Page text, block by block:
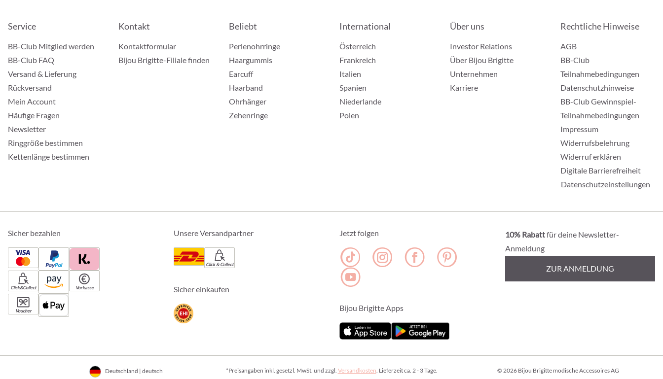
Service
BB-Club Mitglied werden
BB-Club FAQ
Versand & Lieferung
Rückversand
Mein Account
Häufige Fragen
Newsletter
Ringgröße bestimmen
Kettenlänge bestimmen
Kontakt
Kontaktformular
Bijou Brigitte-Filiale finden
Beliebt
Perlenohrringe
Haargummis
Earcuff
Haarband
Ohrhänger
Zehenringe
International
Österreich
Frankreich
Italien
Spanien
Niederlande
Polen
Über uns
Investor Relations
Über Bijou Brigitte
Unternehmen
Karriere
Rechtliche Hinweise
AGB
BB-Club
Teilnahmebedingungen
Datenschutzhinweise
BB-Club Gewinnspiel-
Teilnahmebedingungen
Impressum
Widerrufsbelehrung
Widerruf erklären
Digitale Barrierefreiheit
Datenschutzeinstellungen
Sicher bezahlen
Click&Collect Vorkasse
Voucher
Unsere Versandpartner
Click & Collect
Sicher einkaufen
Jetzt folgen
Bijou Brigitte Apps
10% Rabattfür deine Newsletter-
Anmeldung
ZUR ANMELDUNG
Deutschland | deutsch *Preisangaben inkl. gesetzl. MwSt. und zzgl. Versandkosten. Lieferzeit ca. 2 - 3 Tage. © 2026 Bijou Brigitte modische Accessoires AG